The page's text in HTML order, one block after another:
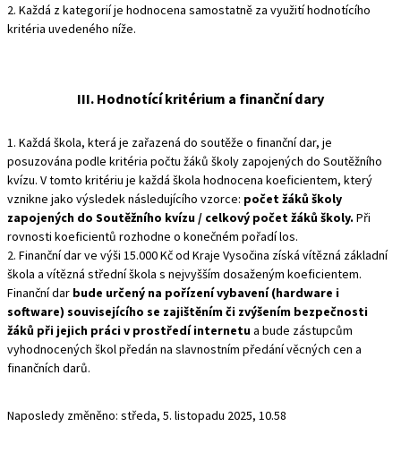
2. Každá z kategorií je hodnocena samostatně za využití hodnotícího
kritéria uvedeného níže.
III. Hodnotící kritérium a finanční dary
1. Každá škola, která je zařazená do soutěže o finanční dar, je
posuzována podle kritéria počtu žáků školy zapojených do Soutěžního
kvízu. V tomto kritériu je každá škola hodnocena koeficientem, který
vznikne jako výsledek následujícího vzorce: počet žáků školy
zapojených do Soutěžního kvízu / celkový počet žáků školy. Při
rovnosti koeficientů rozhodne o konečném pořadí los.
2. Finanční dar ve výši 15.000 Kč od Kraje Vysočina získá vítězná základní
škola a vítězná střední škola s nejvyšším dosaženým koeficientem.
Finanční dar bude určený na pořízení vybavení (hardware i
software) souvisejícího se zajištěním či zvýšením bezpečnosti
žáků při jejich práci v prostředí internetua bude zástupcům
vyhodnocených škol předán na slavnostním předání věcných cen a
finančních darů.
Naposledy změněno: středa, 5. listopadu 2025, 10.58